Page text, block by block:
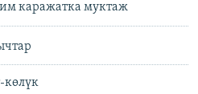
каражатка муктаж
көлүк